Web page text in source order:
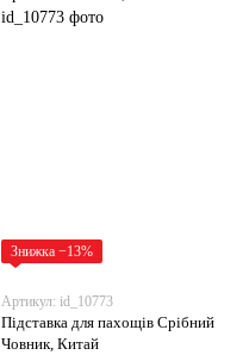
Знижка −13%
Артикул: id_10773
Підставка для пахощів Срібний
Човник, Китай